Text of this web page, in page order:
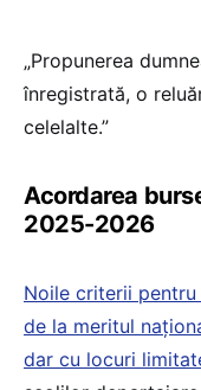
„Propunerea
înregistrată, o
celelalte.”
Acordarea
2025-2026
Noile criterii
de la meritul
dar cu locuri